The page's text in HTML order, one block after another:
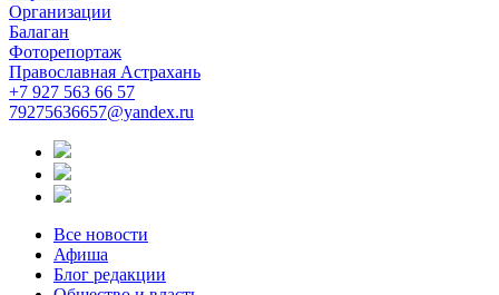
Организации
Балаган
Фоторепортаж
Православная Астрахань
+7 927 563 66 57
79275636657@yandex.ru
Все новости
Афиша
Блог редакции